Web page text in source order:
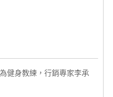
健身教練，行銷專家李承